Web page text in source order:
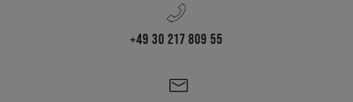
+49 30 217 809 55